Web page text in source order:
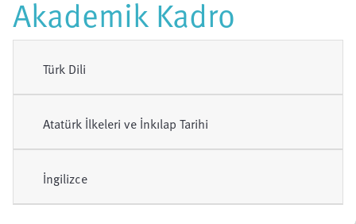
Akademik Kadro
Türk Dili
Atatürk İlkeleri ve İnkılap Tarihi
İngilizce